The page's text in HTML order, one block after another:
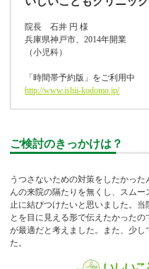
院長 石井 円 様
兵庫県神戸市、2014年開業
（小児科）
「時間帯予約版」をご利用中
http://www.ishii-kodomo.jp/
ご検討のきっかけは？
うつさないための対策をしたかっ
んの来院の隔たりを無くし、スム
止に結びつけたいと思いました。
とを目に見える形で伝えたかった
が最適だと考えました。また、少
た。